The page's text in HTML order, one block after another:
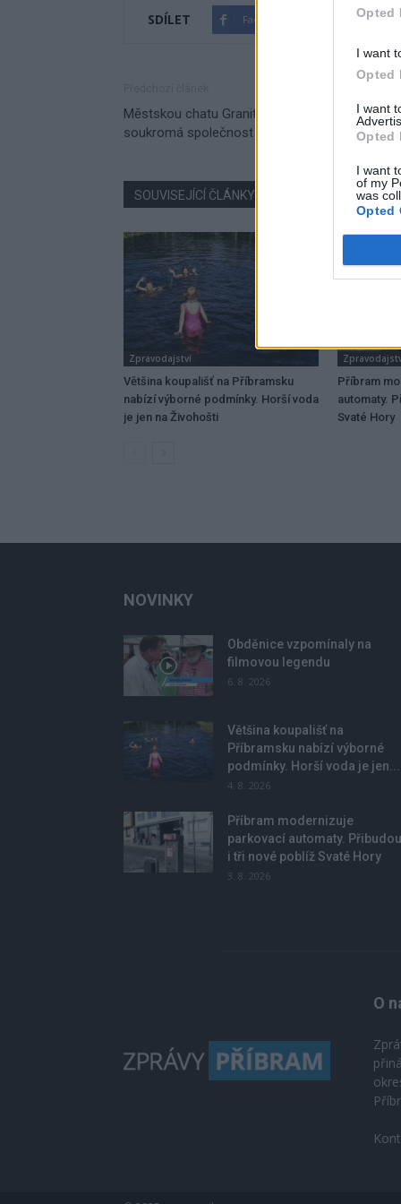
Opted
I want
Opted
I want
Opted
I want
of my
was
Opted
SDÍLET Facebook Twitter
Městskou chatu Granit bude provozovat
soukromá společnost
SOUVISEJÍCÍ ČLÁNKY VÍCE OD AUTORA
Zpravodajství
Většina koupališť na Příbramsku
nabízí výborné podmínky. Horší voda
je jen na Živohošti
Příbram
automaty.
Svaté Hory
NOVINKY
Obděnice vzpomínaly na
filmovou legendu
6. 8. 2026
Většina koupališť na
Příbramsku nabízí výborné
podmínky. Horší voda je jen...
4. 8. 2026
Příbram modernizuje
parkovací automaty. Přibudou
i tři nové poblíž Svaté Hory
3. 8. 2026
O